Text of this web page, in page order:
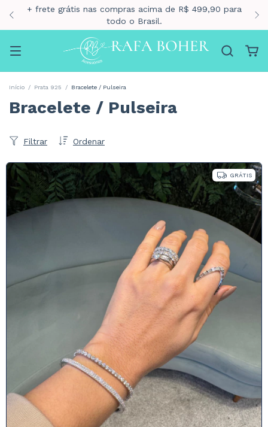
10% para pagamento via pix
Início / Prata 925 / Bracelete / Pulseira
Bracelete / Pulseira
Ordenar
Filtrar
GRÁTIS